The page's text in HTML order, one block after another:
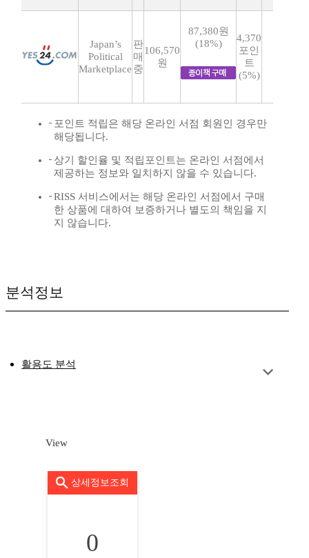
Japan’s
Political
Marketplace
판
매
중
106,570
원
87,380원
(18%)
4,370
포인
트
(5%)
포인트 적립은 해당 온라인 서점 회원인 경우만
해당됩니다.
상기 할인율 및 적립포인트는 온라인 서점에서
제공하는 정보와 일치하지 않을 수 있습니다.
RISS 서비스에서는 해당 온라인 서점에서 구매
한 상품에 대하여 보증하거나 별도의 책임을 지
지 않습니다.
분석정보
활용도 분석
View
상세정보조회
0